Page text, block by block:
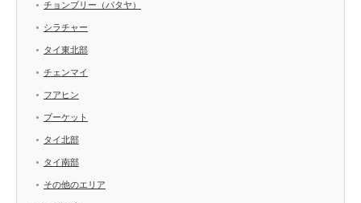
チョンブリー（パタヤ）
シラチャー
タイ東北部
チェンマイ
フアヒン
プーケット
タイ北部
タイ南部
その他のエリア